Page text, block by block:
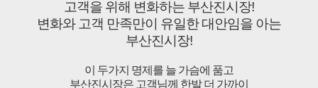
고객을 위해 변화하는 부산진시장!
변화와 고객 만족만이 유일한 대안임을 아는
부산진시장!
이 두가지 명제를 늘 가슴에 품고
부산진시장은 고객님께 한발 더 가까이